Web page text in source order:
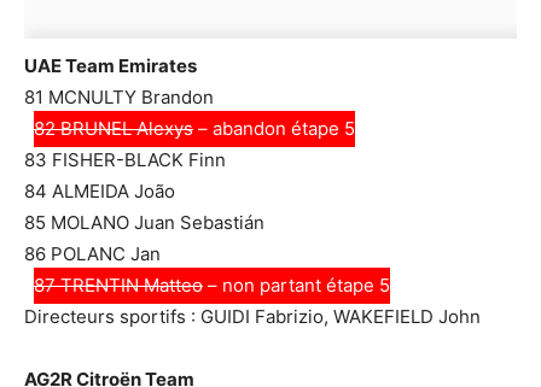
UAE Team Emirates
81 MCNULTY Brandon
82 BRUNEL Alexys – abandon étape 5
83 FISHER-BLACK Finn
84 ALMEIDA João
85 MOLANO Juan Sebastián
86 POLANC Jan
87 TRENTIN Matteo – non partant étape 5
Directeurs sportifs : GUIDI Fabrizio, WAKEFIELD John
AG2R Citroën Team